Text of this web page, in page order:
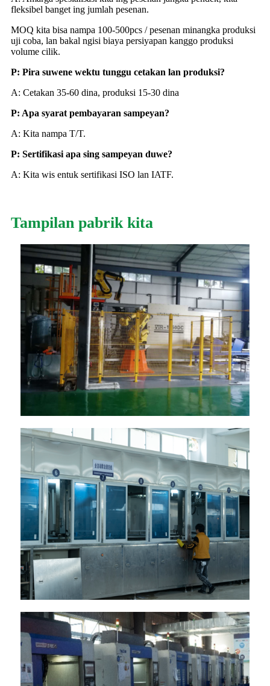
fleksibel banget ing jumlah pesenan.
MOQ kita bisa nampa 100-500pcs / pesenan minangka produksi
uji coba, lan bakal ngisi biaya persiyapan kanggo produksi
volume cilik.
P: Pira suwene wektu tunggu cetakan lan produksi?
A: Cetakan 35-60 dina, produksi 15-30 dina
P: Apa syarat pembayaran sampeyan?
A: Kita nampa T/T.
P: Sertifikasi apa sing sampeyan duwe?
A: Kita wis entuk sertifikasi ISO lan IATF.
Tampilan pabrik kita